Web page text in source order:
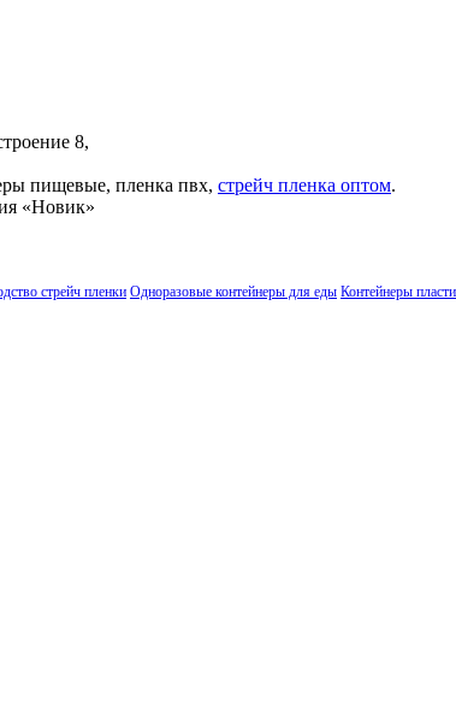
8,
пищевые, пленка пвх, стрейч пленка оптом.
«Новик»
стрейч пленки Одноразовые контейнеры для еды Контейнеры